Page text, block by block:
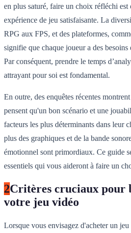
en plus saturé, faire un choix réfléchi
expérience de jeu satisfaisante. La
RPG aux FPS, et des plateformes,
signifie que chaque joueur a des besoins
Par conséquent, prendre le temps
attrayant pour soi est fondamental.
En outre, des enquêtes récentes
pensent qu'un bon scénario et une
facteurs les plus déterminants dans leur
plus des graphiques et de la bande
émotionnel sont primordiaux. Ce guide
essentiels qui vous aideront à faire un
2Critères cruciaux pour
votre jeu vidéo
Lorsque vous envisagez d'acheter un